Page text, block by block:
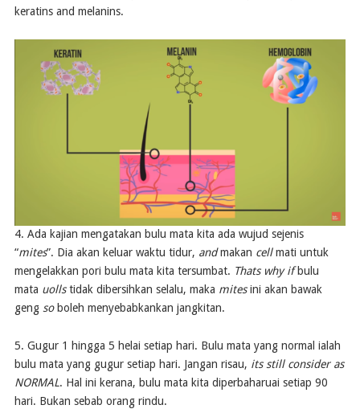
keratins and melanins.
4. Ada kajian mengatakan bulu mata kita ada wujud sejenis
“mites”. Dia akan keluar waktu tidur, andmakan cellmati untuk
mengelakkan pori bulu mata kita tersumbat. Thats why ifbulu
mata uollstidak dibersihkan selalu, maka mitesini akan bawak
geng soboleh menyebabkankan jangkitan.
5. Gugur 1 hingga 5 helai setiap hari. Bulu mata yang normal ialah
bulu mata yang gugur setiap hari. Jangan risau, its still consider as
NORMAL. Hal ini kerana, bulu mata kita diperbaharuai setiap 90
hari. Bukan sebab orang rindu.